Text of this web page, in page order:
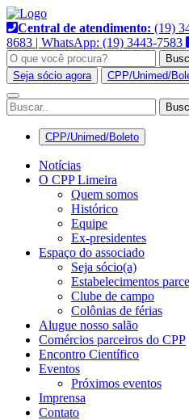
Pular
para
o
conteúdo
Central de atendimento: (19)
8683 | WhatsApp: (19) 3443-7583
Seja sócio agora
CPP/Unimed/
Alternar
navegação
CPP/Unimed/Boleto
Notícias
O CPP Limeira
Quem somos
Histórico
Equipe
Ex-presidentes
Espaço do associado
Seja sócio(a)
Estabelecimentos
Clube de campo
Colônias de férias
Alugue nosso salão
Comércios parceiros do CPP
Encontro Científico
Eventos
Próximos eventos
Imprensa
Contato